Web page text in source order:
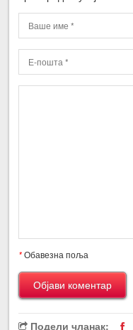
*Обавезна поља
Подели чланак: